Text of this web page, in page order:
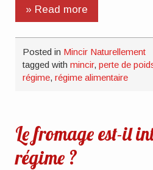
» Read more
Posted in Mincir Naturellement
tagged withmincir,perte de
régime,régime alimentaire
Le fromage est-il
régime ?